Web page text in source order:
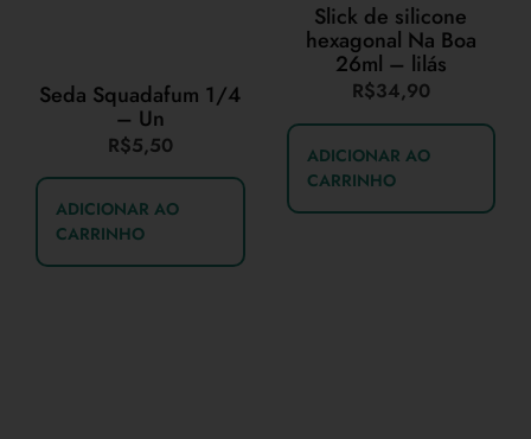
Seda Squadafum 1/4
– Un
R$5,50
ADICIONAR AO
CARRINHO
Slick de silicone
hexagonal Na Boa
26ml – lilás
R$34,90
ADICIONAR AO
CARRINHO